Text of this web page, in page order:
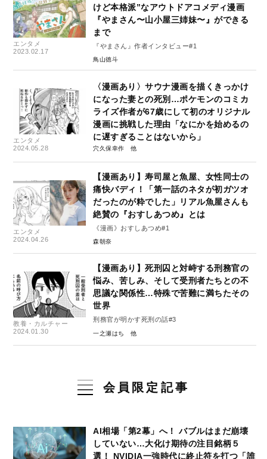
エンタメ
2023.02.17
けど本格派”なアウトドアコメディ漫画
『やまさん〜山小屋三姉妹〜』ができる
まで
『やまさん』作者インタビュー#1
鳥山徳斗
エンタメ
2024.05.28
〈漫画あり〉サウナ漫画を描くきっかけ
になった妻との死別…ポケモンのコミカ
ライズ作者が67歳にして初のオリジナル
漫画に挑戦した理由「なにかを始めるの
に遅すぎることはないから」
穴久保幸作
エンタメ
2024.04.26
【漫画あり】寿司屋と魚屋、女性同士の
痛快バディ！「第一話のネタが初ガツオ
だったのが粋でした」リアル魚屋さんも
絶賛の『おすしあつめ』とは
《漫画》おすしあつめ#1
森朝奈
教養・カルチャー
2024.01.30
【漫画あり】死刑囚と対峙する刑務官の
悩み、苦しみ、そして受刑者たちとの不
思議な関係性…特殊で苦難に満ちたその
世界
刑務官が明かす死刑の話#3
一之瀬はち
会員限定記事
AI相場「第2幕」へ！ バブルはまだ崩壊
していない…大化け期待の注目銘柄５
選！ NVIDIA一強時代に終止符を打つ「誰